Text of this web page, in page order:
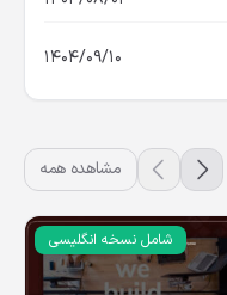
1404/09/10
مشاهده همه
شامل نسخه انگلیسی